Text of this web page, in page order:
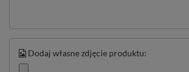
Dodaj własne zdjęcie produktu: